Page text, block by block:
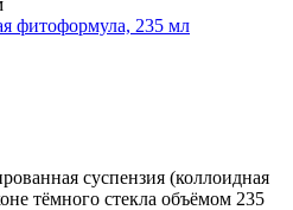
фитоформула, 235 мл
суспензия (коллоидная
тёмного стекла объёмом 235